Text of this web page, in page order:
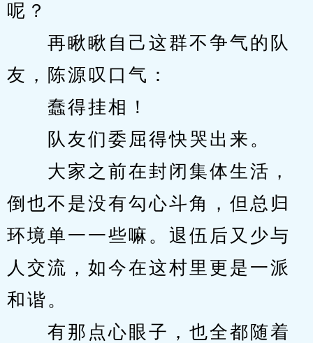
呢？
再瞅瞅自己这群不争气的队
友，陈源叹口气：
蠢得挂相！
队友们委屈得快哭出来。
大家之前在封闭集体生活，
倒也不是没有勾心斗角，但总归
环境单一一些嘛。退伍后又少与
人交流，如今在这村里更是一派
和谐。
有那点心眼子，也全都随着